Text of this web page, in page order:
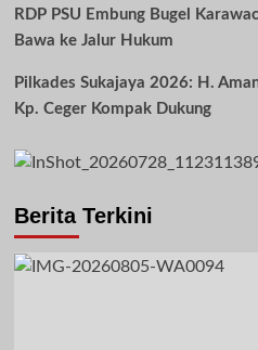
RDP PSU Embung Bugel
Bawa ke Jalur Hukum
Pilkades Sukajaya 2026: H.
Kp. Ceger Kompak Dukung
Berita Terkini